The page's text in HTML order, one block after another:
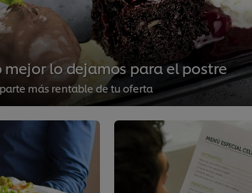
mejor lo dejamos para el postre
más rentable de tu oferta